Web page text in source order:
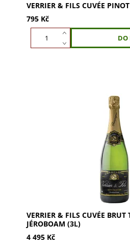
VERRIER & FILS CUVÉE
795 Kč
Verrier & Fils Cuvée Brut
exkluzivní šampaňské ze 70
Meunier, Pinot Noir a
VERRIER & FILS CUVÉE
JÉROBOAM (3L)
4 495 Kč